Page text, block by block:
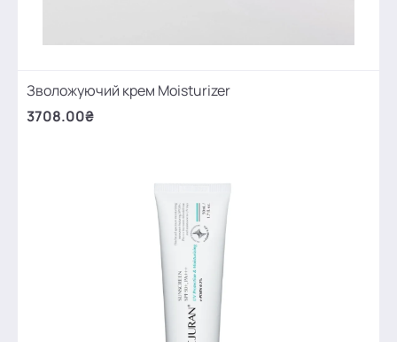
Зволожуючий крем Moisturizer
3708.00₴